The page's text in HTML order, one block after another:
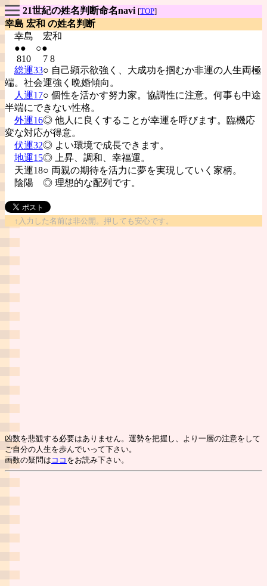
21世紀の姓名判断命名navi [TOP]
幸島 宏和 の姓名判断
幸島 宏和
●● ○●
810 7 8
総運33○ 自己顕示欲強く、大成功を掴むか非運の人生両極
端。社会運強く晩婚傾向。
人運17○ 個性を活かす努力家。協調性に注意。何事も中途
半端にできない性格。
外運16◎ 他人に良くすることが幸運を呼びます。臨機応
変な対応が得意。
伏運32◎ よい環境で成長できます。
地運15◎ 上昇、調和、幸福運。
天運18○ 両親の期待を活力に夢を実現していく家柄。
陰陽 ◎ 理想的な配列です。
↑入力した名前は非公開。押しても安心です。
凶数を悲観する必要はありません。運勢を把握し、より一層の注意をして
ご自分の人生を歩んでいって下さい。
画数の疑問は ココ をお読み下さい。